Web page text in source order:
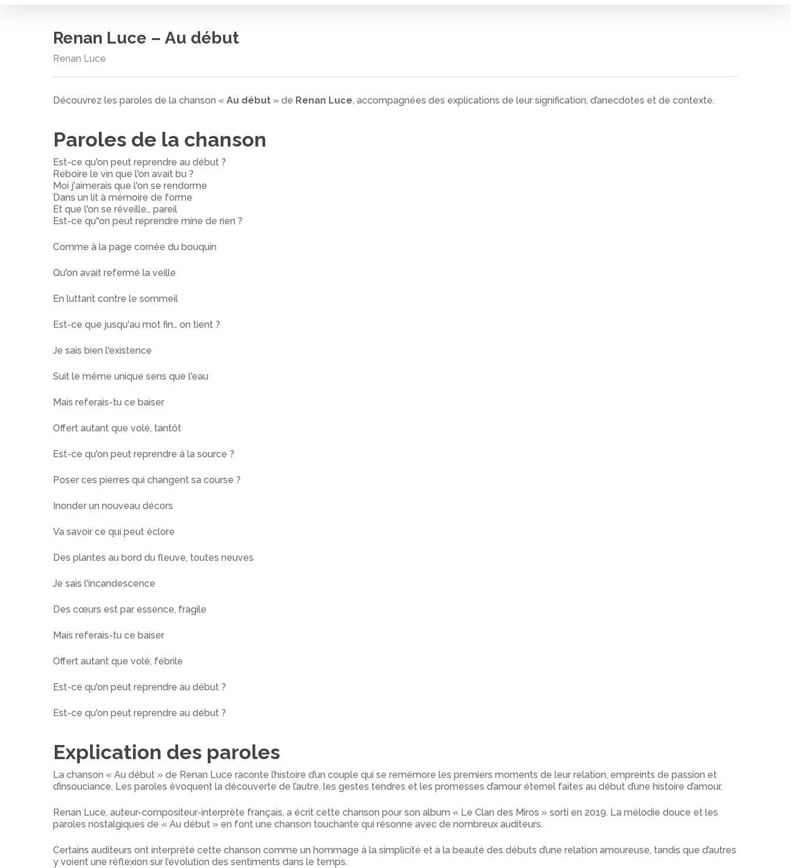
Cliquez sur entrée pour rechercher ou ESC pour fermer
Renan Luce – Au début
Renan Luce
Découvrez les paroles de la chanson « Au début » de Renan Luce, accompagnées des explications de leur signification, d’anecdotes et de contexte.
Paroles de la chanson
Est-ce qu'on peut reprendre au début ?
Reboire le vin que l'on avait bu ?
Moi j'aimerais que l'on se rendorme
Dans un lit à mémoire de forme
Et que l'on se réveille… pareil
Est-ce qu''on peut reprendre mine de rien ?
Comme à la page cornée du bouquin
Qu'on avait refermé la veille
En luttant contre le sommeil
Est-ce que jusqu'au mot fin… on tient ?
Je sais bien l'existence
Suit le même unique sens que l'eau
Mais referais-tu ce baiser
Offert autant que volé, tantôt
Est-ce qu'on peut reprendre à la source ?
Poser ces pierres qui changent sa course ?
Inonder un nouveau décors
Va savoir ce qui peut éclore
Des plantes au bord du fleuve, toutes neuves
Je sais l'incandescence
Des cœurs est par essence, fragile
Mais referais-tu ce baiser
Offert autant que volé, fébrile
Est-ce qu'on peut reprendre au début ?
Est-ce qu'on peut reprendre au début ?
Explication des paroles
La chanson « Au début » de Renan Luce raconte l’histoire d’un couple qui se remémore les premiers moments de leur relation, empreints de passion et
d’insouciance. Les paroles évoquent la découverte de l’autre, les gestes tendres et les promesses d’amour éternel faites au début d’une histoire d’amour.
Renan Luce, auteur-compositeur-interprète français, a écrit cette chanson pour son album « Le Clan des Miros » sorti en 2019. La mélodie douce et les
paroles nostalgiques de « Au début » en font une chanson touchante qui résonne avec de nombreux auditeurs.
Certains auditeurs ont interprété cette chanson comme un hommage à la simplicité et à la beauté des débuts d’une relation amoureuse, tandis que d’autres
y voient une réflexion sur l’évolution des sentiments dans le temps.